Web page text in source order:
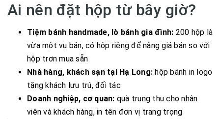
Ai nên đặt hộp từ bây giờ?
Tiệm bánh handmade, lò bánh gia đình: 200 hộp là
vừa một vụ bán, có hộp riêng để nâng giá bán so với
hộp trơn mua sẵn
Nhà hàng, khách sạn tại Hạ Long: hộp bánh in logo
tặng khách lưu trú, đối tác
Doanh nghiệp, cơ quan: quà trung thu cho nhân
viên và khách hàng, in tên đơn vị trang trọng